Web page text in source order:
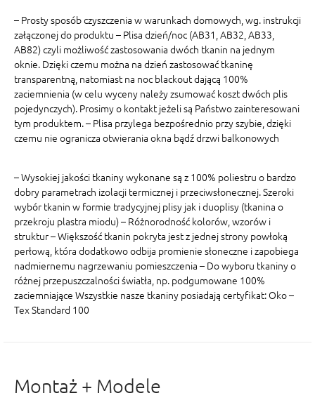
– Prosty sposób czyszczenia w warunkach domowych, wg. instrukcji
załączonej do produktu – Plisa dzień/noc (AB31, AB32, AB33,
AB82) czyli możliwość zastosowania dwóch tkanin na jednym
oknie. Dzięki czemu można na dzień zastosować tkaninę
transparentną, natomiast na noc blackout dającą 100%
zaciemnienia (w celu wyceny należy zsumować koszt dwóch plis
pojedynczych). Prosimy o kontakt jeżeli są Państwo zainteresowani
tym produktem. – Plisa przylega bezpośrednio przy szybie, dzięki
czemu nie ogranicza otwierania okna bądź drzwi balkonowych
– Wysokiej jakości tkaniny wykonane są z 100% poliestru o bardzo
dobry parametrach izolacji termicznej i przeciwsłonecznej. Szeroki
wybór tkanin w formie tradycyjnej plisy jak i duoplisy (tkanina o
przekroju plastra miodu) – Różnorodność kolorów, wzorów i
struktur – Większość tkanin pokryta jest z jednej strony powłoką
perłową, która dodatkowo odbija promienie słoneczne i zapobiega
nadmiernemu nagrzewaniu pomieszczenia – Do wyboru tkaniny o
różnej przepuszczalności światła, np. podgumowane 100%
zaciemniające Wszystkie nasze tkaniny posiadają certyfikat: Oko –
Tex Standard 100
Montaż + Modele